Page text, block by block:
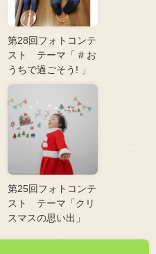
第28回フォトコンテ
スト テーマ「 # お
うちで過ごそう! 」
第25回フォトコンテ
スト テーマ「クリ
スマスの思い出」